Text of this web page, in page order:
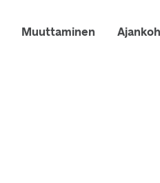
Muuttaminen